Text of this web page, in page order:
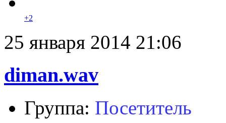
+2
25 января 2014 21:06
diman.wav
Группа: Посетитель